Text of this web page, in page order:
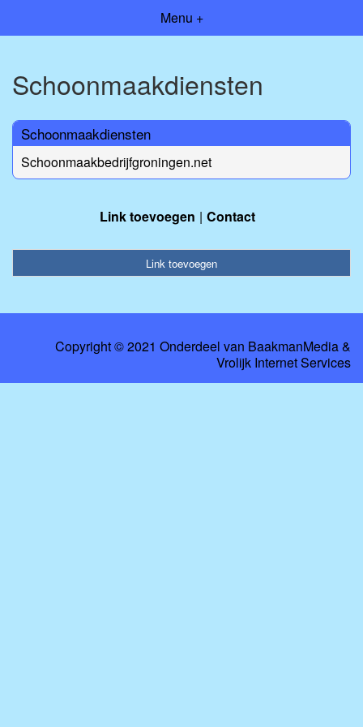
Menu +
Schoonmaakdiensten
Schoonmaakdiensten
Schoonmaakbedrijfgroningen.net
Link toevoegen Contact
Link toevoegen
Copyright © 2021 Onderdeel van BaakmanMedia&
Vrolijk Internet Services